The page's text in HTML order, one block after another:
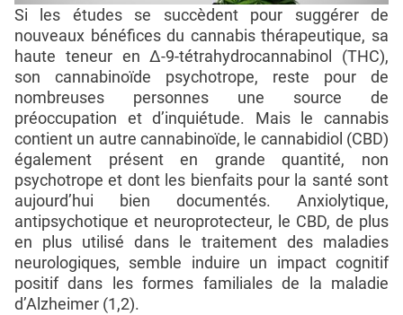
Si les études se succèdent pour suggérer de
nouveaux bénéfices du cannabis thérapeutique, sa
haute teneur en Δ-9-tétrahydrocannabinol (THC),
son cannabinoïde psychotrope, reste pour de
nombreuses personnes une source de
préoccupation et d’inquiétude. Mais le cannabis
contient un autre cannabinoïde, le cannabidiol (CBD)
également présent en grande quantité, non
psychotrope et dont les bienfaits pour la santé sont
aujourd’hui bien documentés. Anxiolytique,
antipsychotique et neuroprotecteur, le CBD, de plus
en plus utilisé dans le traitement des maladies
neurologiques, semble induire un impact cognitif
positif dans les formes familiales de la maladie
d’Alzheimer (1,2).